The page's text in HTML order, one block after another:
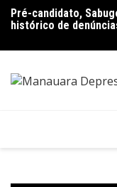
para
conteúdo
Pré-candidato,
histórico de
Bolsonaro pede ao
Pais